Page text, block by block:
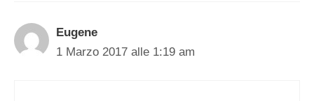
Eugene
1 Marzo 2017 alle 1:19 am